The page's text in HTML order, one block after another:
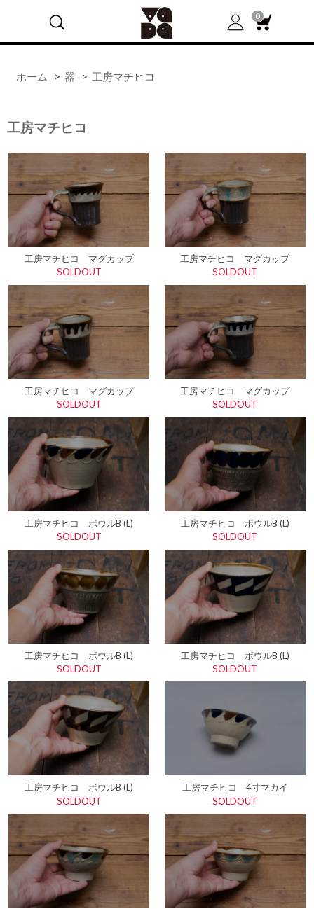
0
ホーム > 器 > 工房マチヒコ
工房マチヒコ
工房マチヒコ マグカップ
SOLDOUT
工房マチヒコ マグカップ
SOLDOUT
工房マチヒコ マグカップ
SOLDOUT
工房マチヒコ マグカップ
SOLDOUT
工房マチヒコ ボウルB (L)
SOLDOUT
工房マチヒコ ボウルB (L)
SOLDOUT
工房マチヒコ ボウルB (L)
SOLDOUT
工房マチヒコ ボウルB (L)
SOLDOUT
工房マチヒコ ボウルB (L)
SOLDOUT
工房マチヒコ 4寸マカイ
SOLDOUT